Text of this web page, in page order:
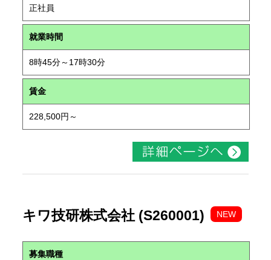
正社員
就業時間
8時45分～17時30分
賃金
228,500円～
キワ技研株式会社 (S260001) NEW
募集職種